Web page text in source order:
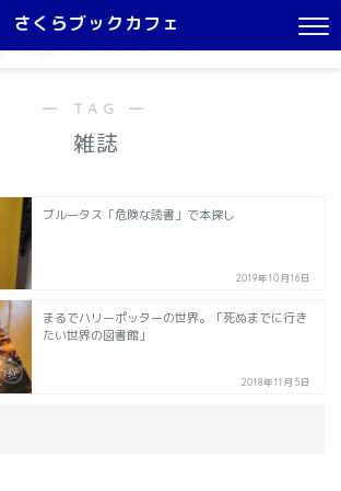
さくらブックカフェ
さくらブックカフェ
― TAG ―
雑誌
ブルータス「危険な読書」で本探し
2019年10月16日
まるでハリーポッターの世界。「死ぬまでに行き
たい世界の図書館」
2018年11月5日